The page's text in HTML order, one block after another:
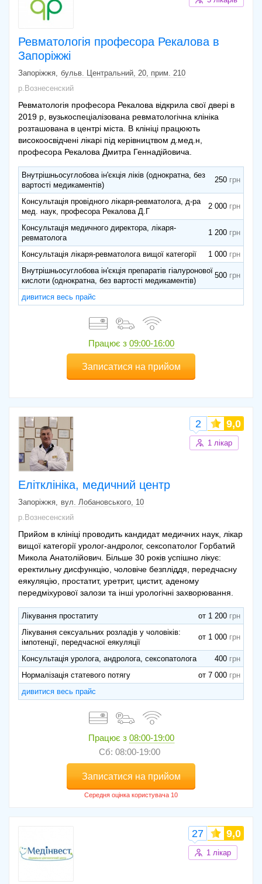
Ревматологія професора Рекалова в
Запоріжжі
Запоріжжя бульв. Центральний, 20, прим. 210
р.Вознесенский
Ревматологія професора Рекалова відкрила свої двері в
2019 р, вузькоспеціалізована ревматологічна клініка
розташована в центрі міста. В клініці працюють
високоосвідчені лікарі під керівництвом д.мед.н,
професора Рекалова Дмитра Геннадійовича.
Внутрішньосуглобова ін'єкція ліків (однократна, без
вартості медикаментів)
250
Консультація провідного лікаря-ревматолога, д-ра
мед. наук, професора Рекалова Д.Г
2 000
Консультація медичного директора, лікаря-
ревматолога
1 200
Консультація лікаря-ревматолога вищої категорії
1 000
Внутрішньосуглобова ін'єкція препаратів гіалуронової
кислоти (однократна, без вартості медикаментів)
500
дивитися весь прайс
Працює з 09:00-16:00
Записатися на прийом
Елітклініка, медичний центр
2 9,0
1 лікар
Запоріжжя
вул. Лобановського, 10
р.Вознесенский
Прийом в клініці проводить кандидат медичних наук, лікар
вищої категорії уролог-андролог, сексопатолог Горбатий
Микола Анатолійович. Більше 30 років успішно лікує:
еректильну дисфункцію, чоловіче безпліддя, передчасну
еякуляцію, простатит, уретрит, цистит, аденому
передміхурової залози та інші урологічні захворювання.
Лікування простатиту
от 1 200
Лікування сексуальних розладів у чоловіків:
імпотенції, передчасної еякуляції
от 1 000
Консультація уролога, андролога, сексопатолога
400
Нормалізація статевого потягу
от 7 000
дивитися весь прайс
Працює з 08:00-19:00
Сб: 08:00-19:00
Записатися на прийом
27 9,0
1 лікар